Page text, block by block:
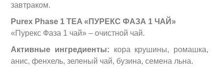
завтраком.
Purex Phase 1 TEA «ПУРЕКС ФАЗА 1 ЧАЙ »
«Пурекс Фаза 1 чай» – очистной чай.
Активные ингредиенты: кора крушины, ромашка,
анис, фенхель, зеленый чай, бузина, семена льна.